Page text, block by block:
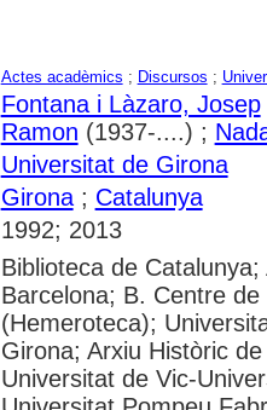
Actes acadèmics ; Discursos ;
Fontana i Làzaro, Josep
Ramon (1937-....) ;
Universitat de Girona
Girona; Catalunya
1992; 2013
Biblioteca de
Barcelona; B. Centre
(Hemeroteca);
Girona; Arxiu Històric
Universitat de Vic-